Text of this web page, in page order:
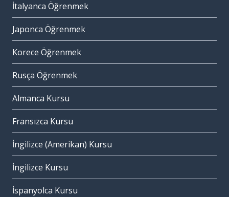
İtalyanca Öğrenmek
Japonca Öğrenmek
Korece Öğrenmek
Rusça Öğrenmek
Almanca Kursu
Fransızca Kursu
İngilizce (Amerikan) Kursu
İngilizce Kursu
İspanyolca Kursu